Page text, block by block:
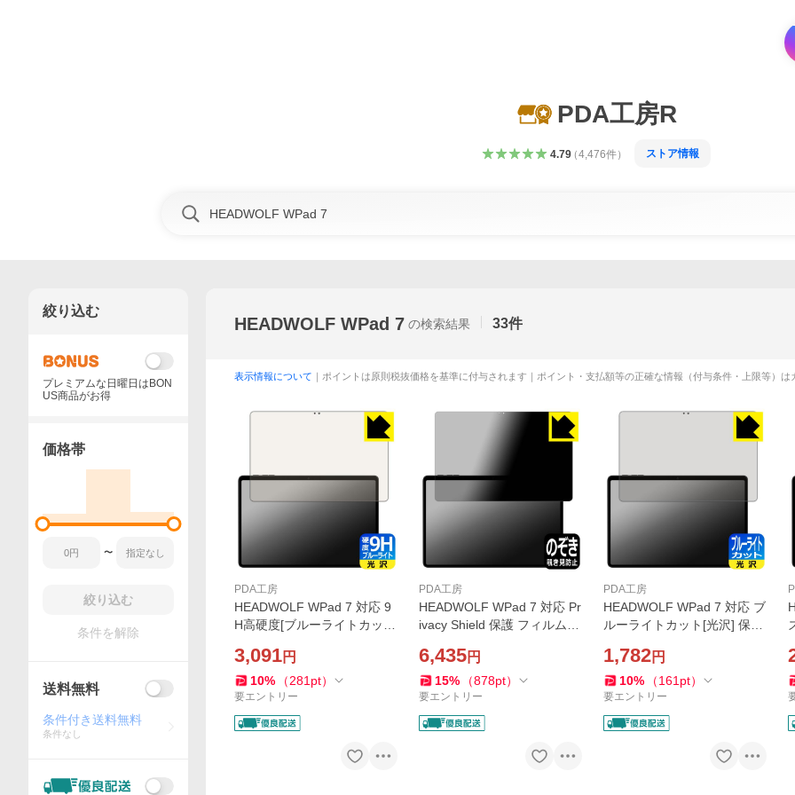
PDA工房R
4.79（4,476件） ストア情報
HEADWOLF WPad 7 の検索結果 33件
表示情報について ｜ポイントは原則税抜価格を基準に付与されます｜ポイント・支払額等の正確な情報（付与条件・上限等）
PDA工房
HEADWOLF WPad 7 対応 9
H高硬度[ブルーライトカッ
製
3,091円
10% （281 pt）
要エントリー
PDA工房
HEADWOLF WPad 7 対応 Pr
ivacy Shield 保護 フィルム
6,435円
15% （878pt）
要エントリー
PDA工房
HEADWOLF WPad 7 対応 ブ
ルーライトカット[光沢] 保護
1,782円
10% （161 pt）
要エントリー
絞り込む
プレミアムな日曜日はBON
US商品がお得
価格帯
〜
絞り込む
条件を解除
送料無料
条件付き送料無料
条件なし